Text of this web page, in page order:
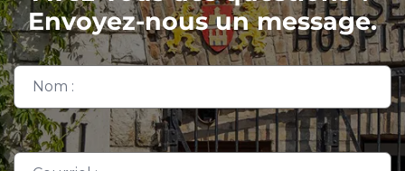
Envoyez-nous un message.